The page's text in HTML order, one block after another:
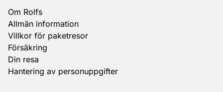
Om Rolfs
Allmän information
Villkor för paketresor
Försäkring
Din resa
Hantering av personuppgifter